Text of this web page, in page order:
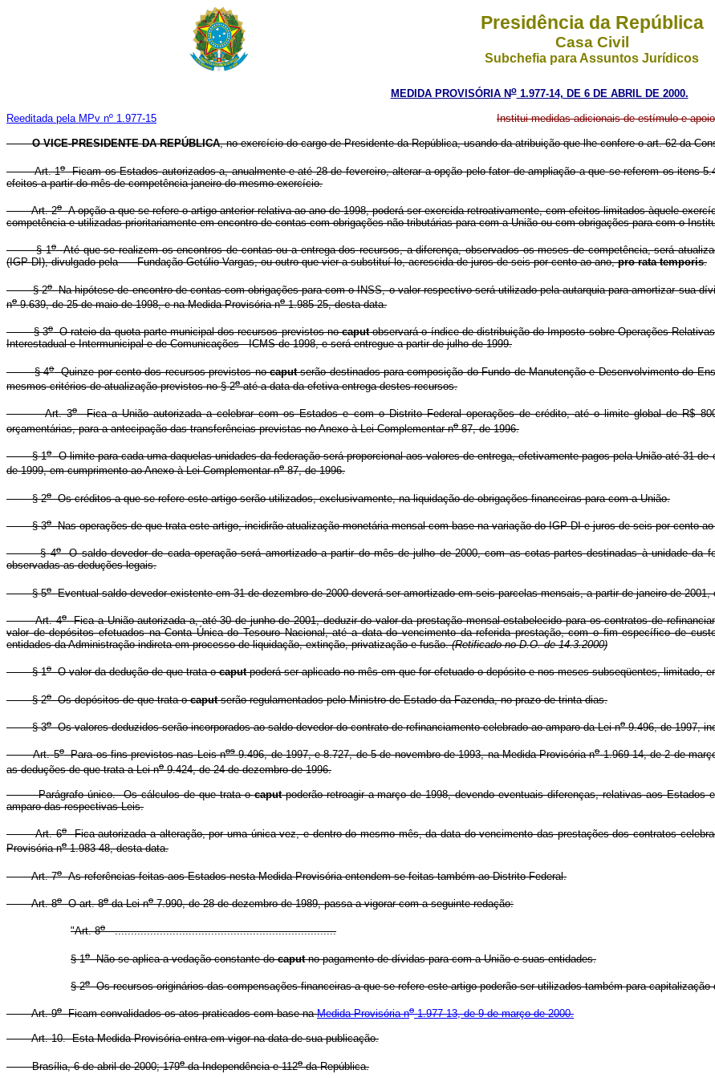
Presidência da República
Casa Civil
Subchefia para Assuntos Jurídicos
MEDIDA PROVISÓRIA No1.977-14, DE 6 DE ABRIL DE 2000.
Reeditada pela MPv nº 1.977-15 Institui medidas adicionais de estímulo e
O VICE-PRESIDENTE DA REPÚBLICA, no exercício do cargo de Presidente da República, usando da atribuição que lhe confere o art. 62 da
Art. 1oFicam os Estados autorizados a, anualmente e até 28 de fevereiro, alterar a opção pelo fator de ampliação a que se referem os itens
efeitos a partir do mês de competência janeiro do mesmo exercício.
Art. 2oA opção a que se refere o artigo anterior relativa ao ano de 1998, poderá ser exercida retroativamente, com efeitos limitados àquele
competência e utilizadas prioritariamente em encontro de contas com obrigações não tributárias para com a União ou com obrigações para com o
§ 1oAté que se realizem os encontros de contas ou a entrega dos recursos, a diferença, observados os meses de competência, será
(IGP-DI), divulgado pela Fundação Getúlio Vargas, ou outro que vier a substituí-lo, acrescida de juros de seis por cento ao ano,pro rata temporis.
§ 2oNa hipótese de encontro de contas com obrigações para com o INSS, o valor respectivo será utilizado pela autarquia para amortizar sua
no9.639, de 25 de maio de 1998, e na Medida Provisória no1.985-25, desta data.
§ 3oO rateio da quota parte municipal dos recursos previstos nocaputobservará o índice de distribuição do Imposto sobre Operações
Interestadual e Intermunicipal e de Comunicações - ICMS de 1998, e será entregue a partir de julho de 1999.
§ 4oQuinze por cento dos recursos previstos nocaputserão destinados para composição do Fundo de Manutenção e Desenvolvimento do
mesmos critérios de atualização previstos no § 2oaté a data da efetiva entrega destes recursos.
Art. 3oFica a União autorizada a celebrar com os Estados e com o Distrito Federal operações de crédito, até o limite global de R$
orçamentárias, para a antecipação das transferências previstas no Anexo à Lei Complementar no87, de 1996.
§ 1oO limite para cada uma daquelas unidades da federação será proporcional aos valores de entrega, efetivamente pagos pela União até 31
de 1999, em cumprimento ao Anexo à Lei Complementar no87, de 1996.
§ 2oOs créditos a que se refere este artigo serão utilizados, exclusivamente, na liquidação de obrigações financeiras para com a União.
§ 3oNas operações de que trata este artigo, incidirão atualização monetária mensal com base na variação do IGP-DI e juros de seis por cento
§ 4oO saldo devedor de cada operação será amortizado a partir do mês de julho de 2000, com as cotas-partes destinadas à unidade da
observadas as deduções legais.
§ 5oEventual saldo devedor existente em 31 de dezembro de 2000 deverá ser amortizado em seis parcelas mensais, a partir de janeiro de
Art. 4oFica a União autorizada a, até 30 de junho de 2001, deduzir do valor da prestação mensal estabelecido para os contratos de
valor de depósitos efetuados na Conta Única do Tesouro Nacional, até a data do vencimento da referida prestação, com o fim específico de
entidades da Administração indireta em processo de liquidação, extinção, privatização e fusão.(Retificado no D.O. de 14.3.2000)
§ 1oO valor da dedução de que trata ocaputpoderá ser aplicado no mês em que for efetuado o depósito e nos meses subseqüentes, limitado,
§ 2oOs depósitos de que trata ocaputserão regulamentados pelo Ministro de Estado da Fazenda, no prazo de trinta dias.
§ 3oOs valores deduzidos serão incorporados ao saldo devedor do contrato de refinanciamento celebrado ao amparo da Lei no9.496, de 1997,
Art. 5oPara os fins previstos nas Leis nos9.496, de 1997, e 8.727, de 5 de novembro de 1993, na Medida Provisória no1.969-14, de 2 de
as deduções de que trata a Lei no9.424, de 24 de dezembro de 1996.
Parágrafo único. Os cálculos de que trata ocaputpoderão retroagir a março de 1998, devendo eventuais diferenças, relativas aos
amparo das respectivas Leis.
Art. 6oFica autorizada a alteração, por uma única vez, e dentro do mesmo mês, da data do vencimento das prestações dos contratos
Provisória no1.983-48, desta data.
Art. 7oAs referências feitas aos Estados nesta Medida Provisória entendem-se feitas também ao Distrito Federal.
Art. 8oO art. 8oda Lei no7.990, de 28 de dezembro de 1989, passa a vigorar com a seguinte redação:
"Art. 8o.....................................................................
§ 1oNão se aplica a vedação constante docaputno pagamento de dívidas para com a União e suas entidades.
§ 2oOs recursos originários das compensações financeiras a que se refere este artigo poderão ser utilizados também para capitalização
Art. 9oFicam convalidados os atos praticados com base naMedida Provisória no1.977-13, de 9 de março de 2000.
Art. 10. Esta Medida Provisória entra em vigor na data de sua publicação.
Brasília, 6 de abril de 2000; 179oda Independência e 112oda República.